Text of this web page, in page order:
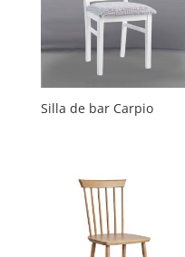
Silla de bar Carpio